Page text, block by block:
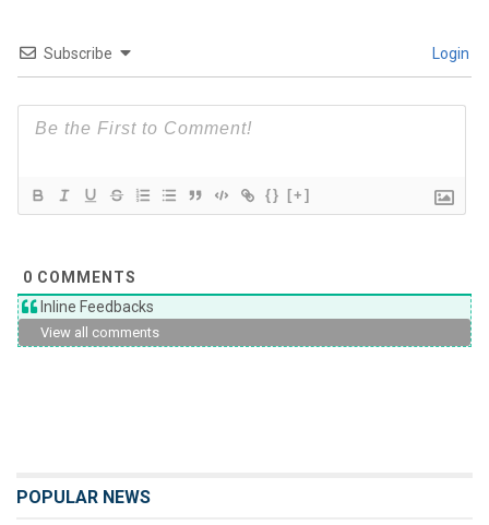
Subscribe Login
{} [+]
0 COMMENTS
Inline Feedbacks
View all comments
POPULAR NEWS